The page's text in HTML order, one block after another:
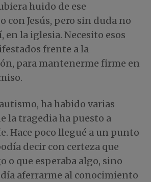
huido de ese
con Jesús, pero sin duda no
en la iglesia. Necesito esos
frente a la
para mantenerme firme en
ha habido varias
la tragedia ha puesto a
Hace poco llegué a un punto
decir con certeza que
o que esperaba algo, sino
aferrarme al conocimiento